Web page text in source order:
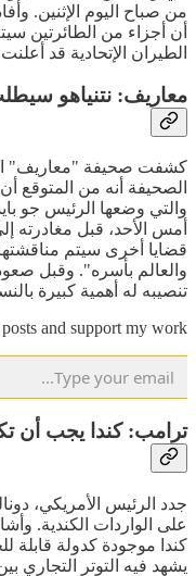
من صباح اليوم الإثنين.
أن أجزاء من الطائرتين
الطيران الإتحادية قد
معاريف: نتنياهو
كشفت صحيفة "معاريف"
الصحيفة أنه من المتوقع
والتي وضعها الرئيس جو
أمس الأحد، قبل مغادرته
قضايا أخرى سيتم
والعالم بأسره". وقبل
تنصيبه له أهمية كبيرة
and support my work.
ترامب: كندا يجب أن
على الواردات الكندية.
يشهد فيه التوتر التجاري